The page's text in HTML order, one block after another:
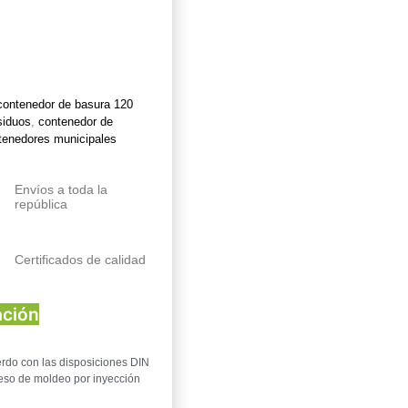
de basura 120
, contenedor de
municipales
Envíos a toda la
república
Certificados de calidad
con las disposiciones DIN
de moldeo por inyección